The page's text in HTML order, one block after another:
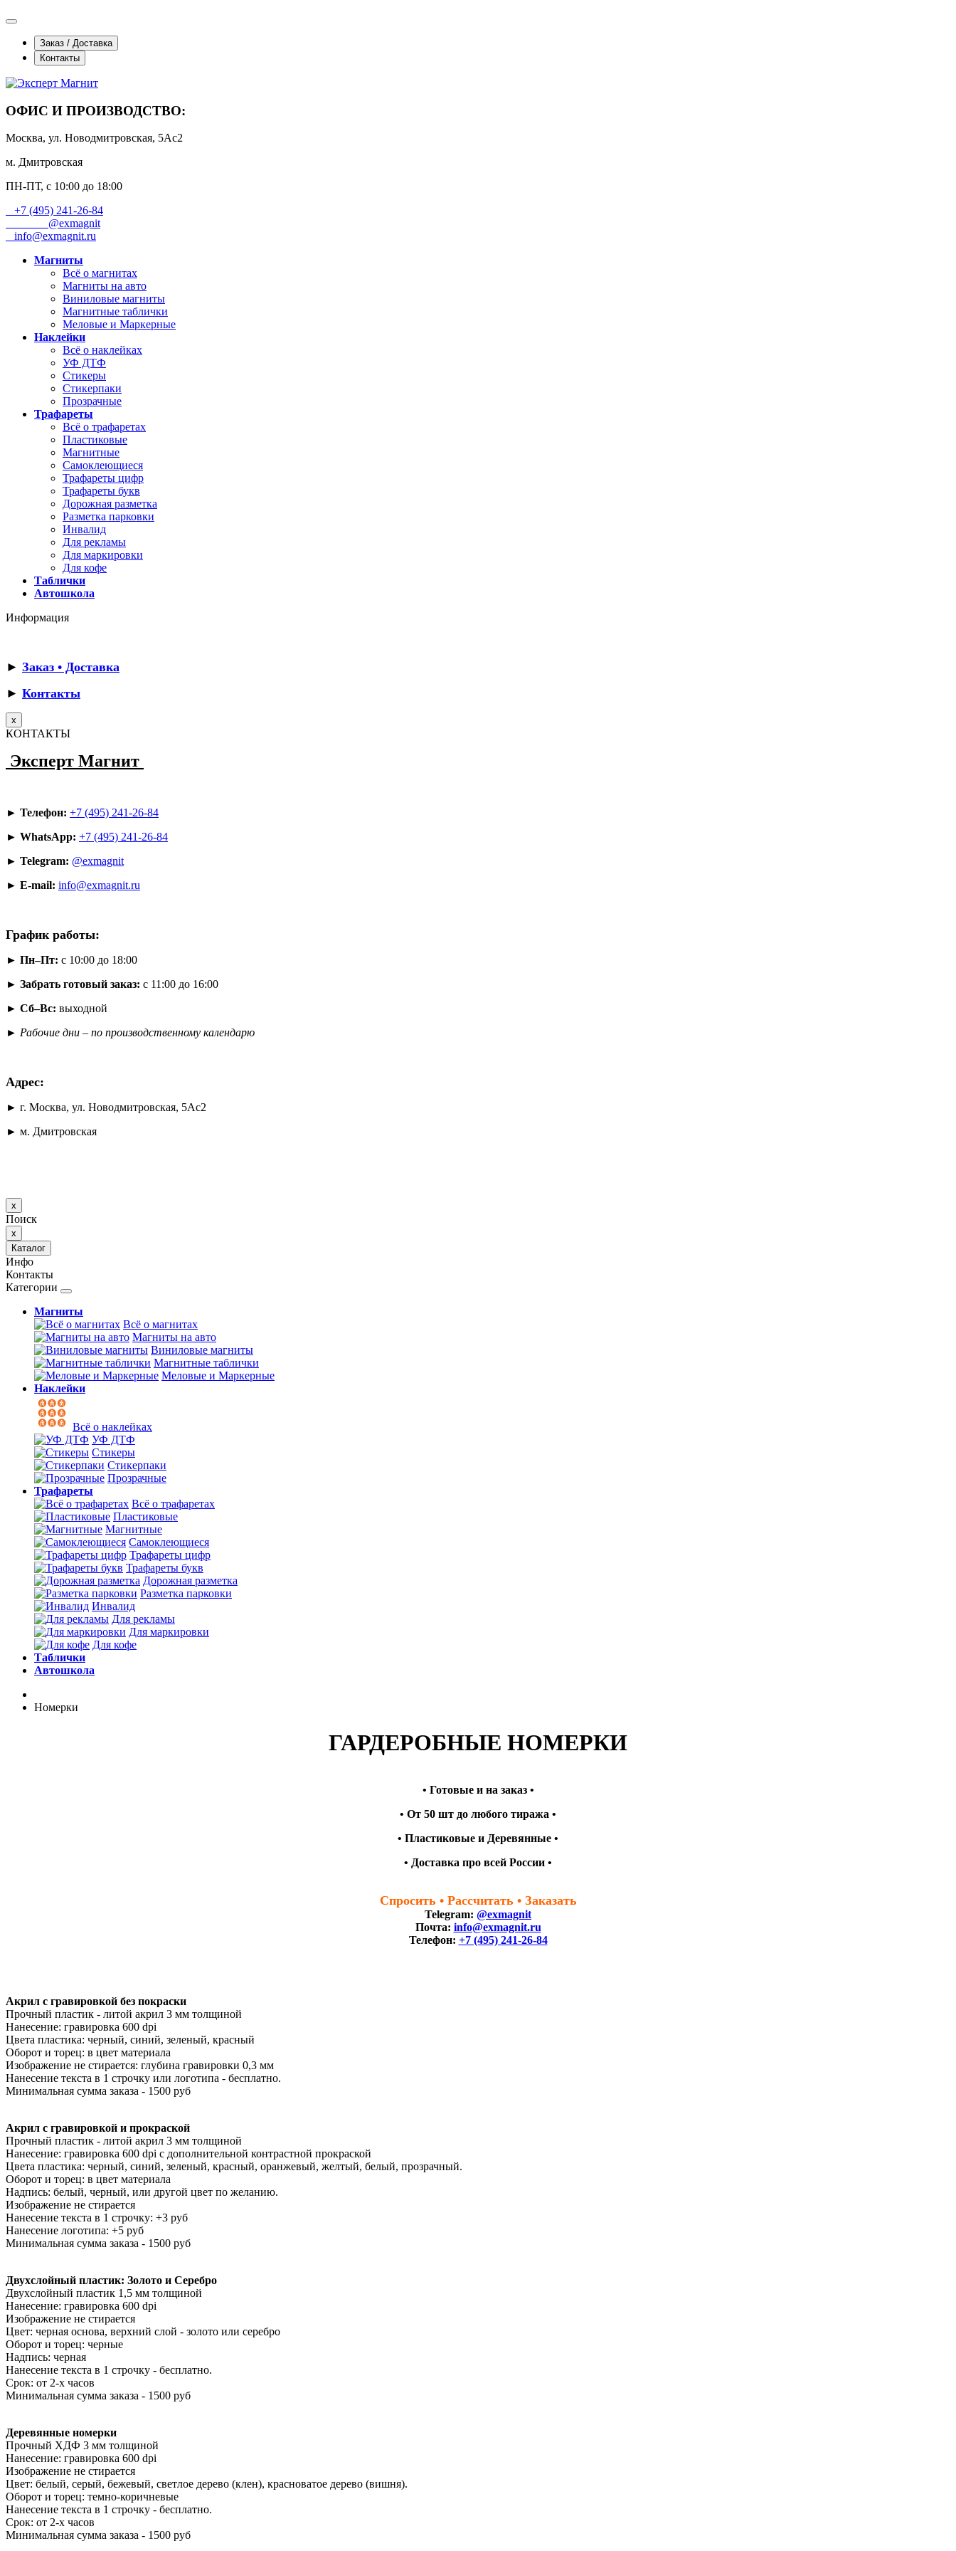
Заказ / Доставка
Контакты
ОФИС И ПРОИЗВОДСТВО:
Москва, ул. Новодмитровская, 5Ас2
м. Дмитровская
ПН-ПТ, с 10:00 до 18:00
+7 (495) 241-26-84
@exmagnit
info@exmagnit.ru
Магниты
Всё о магнитах
Магниты на авто
Виниловые магниты
Магнитные таблички
Меловые и Маркерные
Наклейки
Всё о наклейках
УФ ДТФ
Стикеры
Стикерпаки
Прозрачные
Трафареты
Всё о трафаретах
Пластиковые
Магнитные
Самоклеющиеся
Трафареты цифр
Трафареты букв
Дорожная разметка
Разметка парковки
Инвалид
Для рекламы
Для маркировки
Для кофе
Таблички
Автошкола
Информация
► Заказ • Доставка
► Контакты
x
КОНТАКТЫ
Эксперт Магнит
► Телефон: +7 (495) 241-26-84
► WhatsApp: +7 (495) 241-26-84
► Telegram: @exmagnit
► E-mail: info@exmagnit.ru
График работы:
► Пн–Пт: с 10:00 до 18:00
► Забрать готовый заказ: с 11:00 до 16:00
► Сб–Вс: выходной
► Рабочие дни – по производственному календарю
Адрес:
► г. Москва, ул. Новодмитровская, 5Ас2
► м. Дмитровская
x
Поиск
x
Каталог
Инфо
Контакты
Категории
Магниты
Всё о магнитах
Магниты на авто
Виниловые магниты
Магнитные таблички
Меловые и Маркерные
Наклейки
Всё о наклейках
УФ ДТФ
Стикеры
Стикерпаки
Прозрачные
Трафареты
Всё о трафаретах
Пластиковые
Магнитные
Самоклеющиеся
Трафареты цифр
Трафареты букв
Дорожная разметка
Разметка парковки
Инвалид
Для рекламы
Для маркировки
Для кофе
Таблички
Автошкола
Номерки
ГАРДЕРОБНЫЕ НОМЕРКИ
• Готовые и на заказ •
• От 50 шт до любого тиража •
• Пластиковые и Деревянные •
• Доставка про всей России •
Спросить • Рассчитать • Заказать
Telegram: @exmagnit
Почта: info@exmagnit.ru
Телефон: +7 (495) 241-26-84
Акрил с гравировкой без покраски
Прочный пластик - литой акрил 3 мм толщиной
Нанесение: гравировка 600 dpi
Цвета пластика: черный, синий, зеленый, красный
Оборот и торец: в цвет материала
Изображение не стирается: глубина гравировки 0,3 мм
Нанесение текста в 1 строчку или логотипа - бесплатно.
Минимальная сумма заказа - 1500 руб
Акрил с гравировкой и прокраской
Прочный пластик - литой акрил 3 мм толщиной
Нанесение: гравировка 600 dpi с дополнительной контрастной прокраской
Цвета пластика: черный, синий, зеленый, красный, оранжевый, желтый, белый, прозрачный.
Оборот и торец: в цвет материала
Надпись: белый, черный, или другой цвет по желанию.
Изображение не стирается
Нанесение текста в 1 строчку: +3 руб
Нанесение логотипа: +5 руб
Минимальная сумма заказа - 1500 руб
Двухслойный пластик: Золото и Серебро
Двухслойный пластик 1,5 мм толщиной
Нанесение: гравировка 600 dpi
Изображение не стирается
Цвет: черная основа, верхний слой - золото или серебро
Оборот и торец: черные
Надпись: черная
Нанесение текста в 1 строчку - бесплатно.
Срок: от 2-х часов
Минимальная сумма заказа - 1500 руб
Деревянные номерки
Прочный ХДФ 3 мм толщиной
Нанесение: гравировка 600 dpi
Изображение не стирается
Цвет: белый, серый, бежевый, светлое дерево (клен), красноватое дерево (вишня).
Оборот и торец: темно-коричневые
Нанесение текста в 1 строчку - бесплатно.
Срок: от 2-х часов
Минимальная сумма заказа - 1500 руб